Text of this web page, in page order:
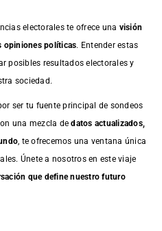
electorales te ofrece una visión
opiniones políticas. Entender estas
posibles resultados electorales y
sociedad.
ser tu fuente principal de sondeos
una mezcla dedatos actualizados,
, te ofrecemos una ventana única
Únete a nosotros en este viaje
que define nuestro futuro